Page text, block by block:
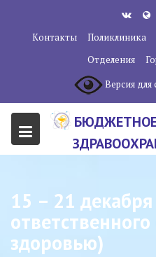
содержанию
Контакты Поликлиника
Отделения
Версия
ЦЕНТР"
15 – 21
здоровью)